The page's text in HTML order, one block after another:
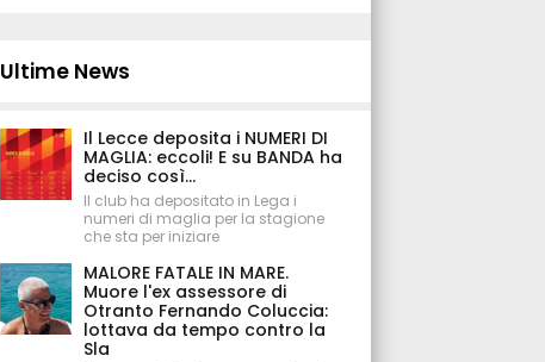
Ultime News
Il Lecce deposita i NUMERI DI
MAGLIA: eccoli! E su BANDA ha
deciso così...
Il club ha depositato in Lega i
numeri di maglia per la stagione
che sta per iniziare
MALORE FATALE IN MARE.
Muore l'ex assessore di
Otranto Fernando Coluccia:
lottava da tempo contro la
Sla